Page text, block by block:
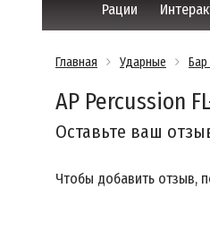
Рации
Главная Ударные Бар
AP Percussion
Оставьте ваш
Чтобы добавить отзыв,